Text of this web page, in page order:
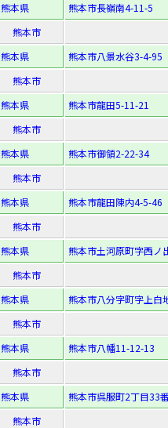
熊本県
熊本市長嶺南4-11-5
熊本市
熊本県
熊本市八景水谷3-4-95
熊本市
熊本県
熊本市龍田5-11-21
熊本市
熊本県
熊本市御領2-22-34
熊本市
熊本県
熊本市龍田陳内4-5-46
熊本市
熊本県
熊本市土河原町字西ノ
熊本市
熊本県
熊本市八分字町字上白
熊本市
熊本県
熊本市八幡11-12-13
熊本市
熊本県
熊本市呉服町2丁目33
熊本市